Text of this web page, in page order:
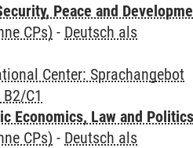
Peace and
CPs) - Deutsch als
Center: Sprachangebot
C1
Economics, Law and
CPs) - Deutsch als